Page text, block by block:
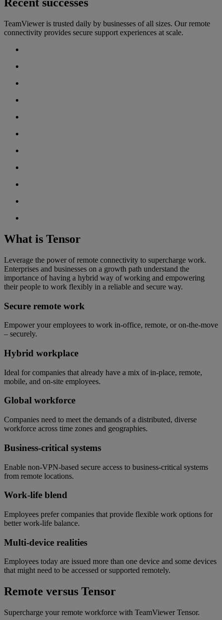
TeamViewer is trusted daily by businesses of all sizes. Our remote
connectivity provides secure support experiences at scale.
What is Tensor
Leverage the power of remote connectivity to supercharge work.
Enterprises and businesses on a growth path understand the
importance of having a hybrid way of working and empowering
their people to work flexibly in a reliable and secure way.
Secure remote work
Empower your employees to work in-office, remote, or on-the-move
– securely.
Hybrid workplace
Ideal for companies that already have a mix of in-place, remote,
mobile, and on-site employees.
Global workforce
Companies need to meet the demands of a distributed, diverse
workforce across time zones and geographies.
Business-critical systems
Enable non-VPN-based secure access to business-critical systems
from remote locations.
Work-life blend
Employees prefer companies that provide flexible work options for
better work-life balance.
Multi-device realities
Employees today are issued more than one device and some devices
that might need to be accessed or supported remotely.
Remote versus Tensor
Supercharge your remote workforce with TeamViewer Tensor.